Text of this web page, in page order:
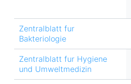
Zentralblatt fur
Bakteriologie
Zentralblatt fur Hygiene
und Umweltmedizin